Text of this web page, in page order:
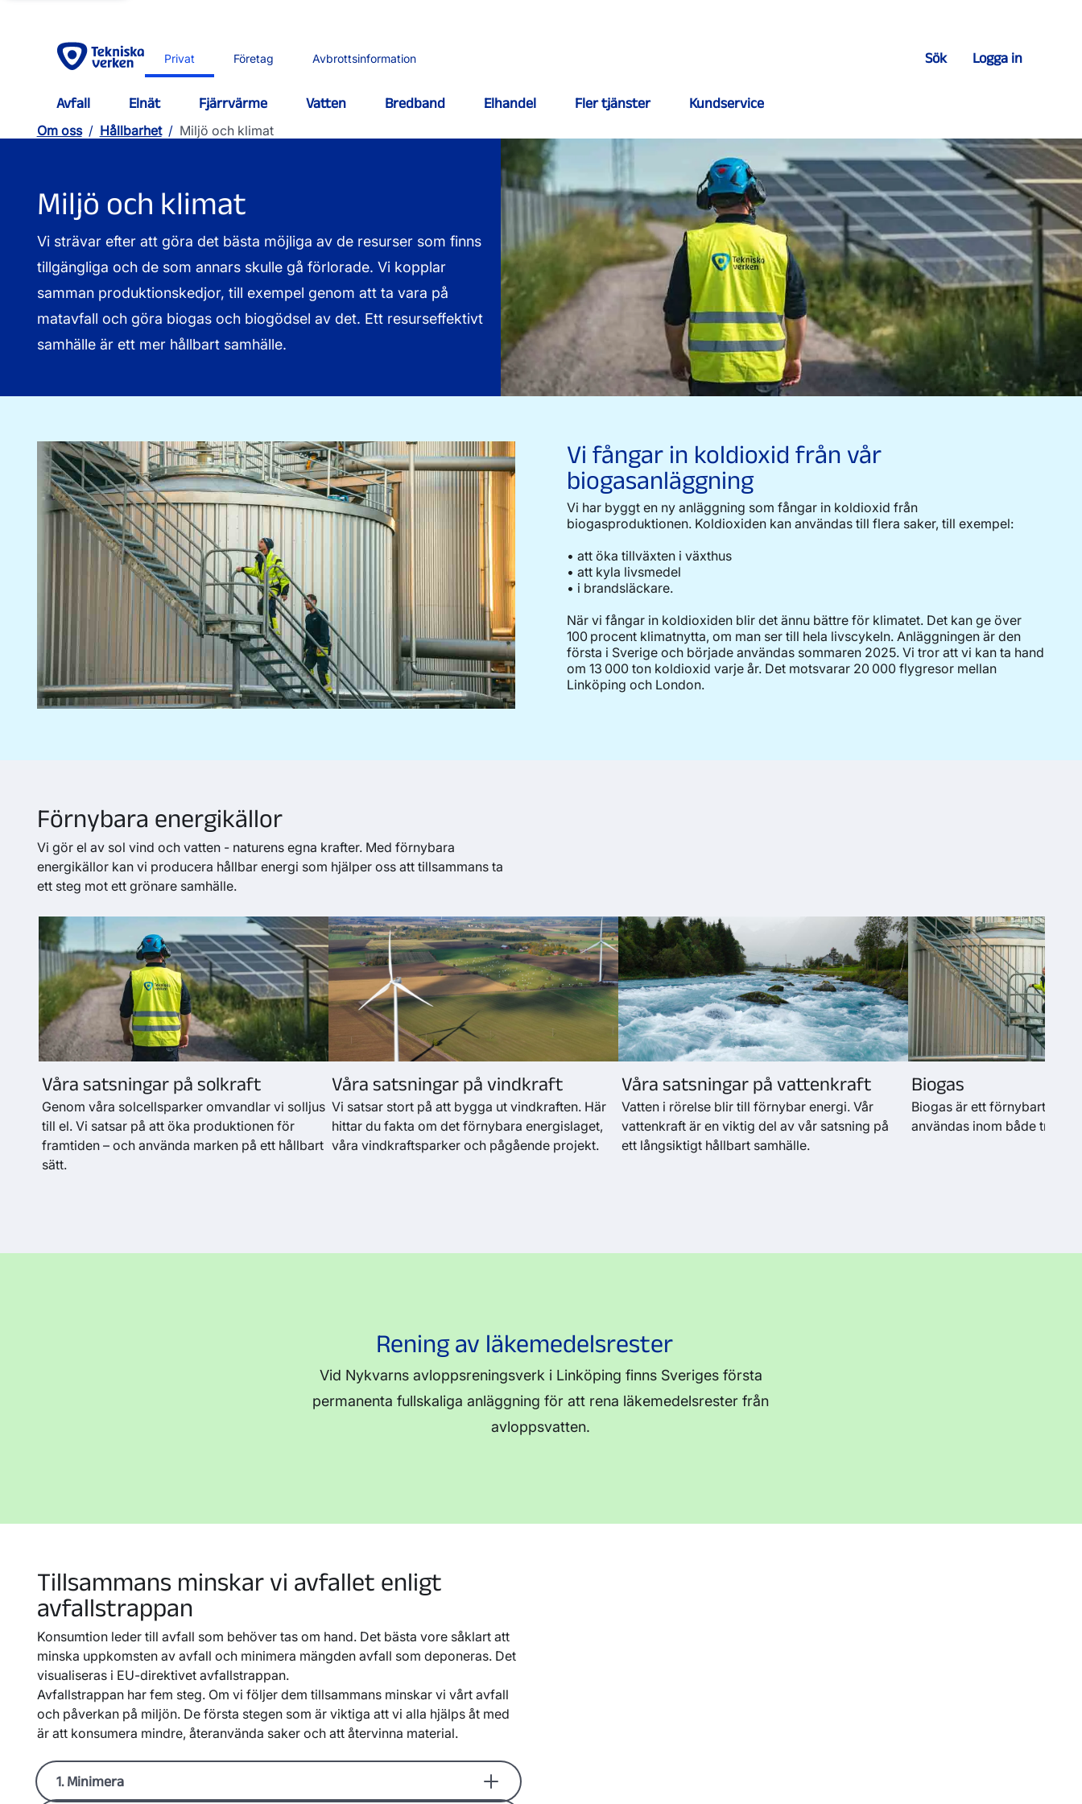
Privat Företag Avbrottsinformation Sök Logga in
Avfall Elnät Fjärrvärme Vatten Bredband Elhandel Fler tjänster
Kundservice
Om oss / Hållbarhet / Miljö och klimat
Miljö och klimat
Vi strävar efter att göra det bästa möjliga av de resurser som finns
tillgängliga och de som annars skulle gå förlorade. Vi kopplar
samman produktionskedjor, till exempel genom att ta vara på
matavfall och göra biogas och biogödsel av det. Ett resurseffektivt
samhälle är ett mer hållbart samhälle.
Vi fångar in koldioxid från vår
biogasanläggning
Vi har byggt en ny anläggning som fångar in koldioxid från
biogasproduktionen. Koldioxiden kan användas till flera saker, till exempel:
• att öka tillväxten i växthus
• att kyla livsmedel
• i brandsläckare.
När vi fångar in koldioxiden blir det ännu bättre för klimatet. Det kan ge över
100 procent klimatnytta, om man ser till hela livscykeln. Anläggningen är den
första i Sverige och började användas sommaren 2025. Vi tror att vi kan ta hand
om 13 000 ton koldioxid varje år. Det motsvarar 20 000 flygresor mellan
Linköping och London.
Förnybara energikällor
Vi gör el av sol vind och vatten - naturens egna krafter. Med förnybara
energikällor kan vi producera hållbar energi som hjälper oss att tillsammans ta
ett steg mot ett grönare samhälle.
Våra satsningar på solkraft
Genom våra solcellsparker omvandlar vi solljus
till el. Vi satsar på att öka produktionen för
framtiden – och använda marken på ett hållbart
sätt.
Våra satsningar på vindkraft
Vi satsar stort på att bygga ut vindkraften. Här
hittar du fakta om det förnybara energislaget,
våra vindkraftsparker och pågående projekt.
Våra satsningar på vattenkraft
Vatten i rörelse blir till förnybar energi. Vår
vattenkraft är en viktig del av vår satsning på
ett långsiktigt hållbart samhälle.
Biogas
Biogas är ett förnybart
användas inom både
Rening av läkemedelsrester
Vid Nykvarns avloppsreningsverk i Linköping finns Sveriges första
permanenta fullskaliga anläggning för att rena läkemedelsrester från
avloppsvatten.
Tillsammans minskar vi avfallet enligt
avfallstrappan
Konsumtion leder till avfall som behöver tas om hand. Det bästa vore såklart att
minska uppkomsten av avfall och minimera mängden avfall som deponeras. Det
visualiseras i EU-direktivet avfallstrappan.
Avfallstrappan har fem steg. Om vi följer dem tillsammans minskar vi vårt avfall
och påverkan på miljön. De första stegen som är viktiga att vi alla hjälps åt med
är att konsumera mindre, återanvända saker och att återvinna material.
1. Minimera